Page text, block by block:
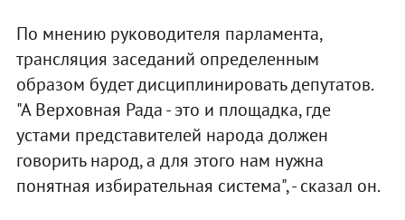
По мнению руководителя парламента,
трансляция заседаний определенным
образом будет дисциплинировать депутатов.
"А Верховная Рада - это и площадка, где
устами представителей народа должен
говорить народ, а для этого нам нужна
понятная избирательная система", - сказал он.